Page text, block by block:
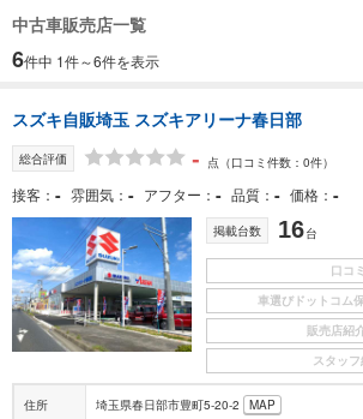
中古車販売店一覧
6件中 1件～6件を表示
スズキ自販埼玉 スズキアリーナ春日部
総合評価 - 点 （口コミ件数：0件）
接客 - 雰囲気 - アフター - 品質 - 価格 -
掲載台数 16台
口コ
車選びドットコム
販売店紹
スタッ
住所 埼玉県春日部市豊町5-20-2 MAP